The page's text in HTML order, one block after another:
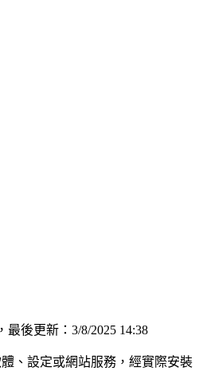
最後更新：3/8/2025 14:38
、設定或網站服務，經實際安裝